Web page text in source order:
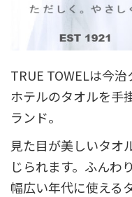
TRUE TOWELは今
ホテルのタオルを手
ランド。
見た目が美しいタオ
じられます。ふんわ
幅広い年代に使える